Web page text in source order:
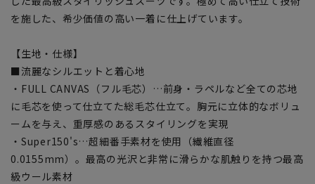
を施した、希少価値の高い一着に仕上げています。
【生地・仕様】
■流麗なシルエットと着心地
・FULL CANVAS（フル毛芯）…前身・ラペルなど全ての芯地
に毛芯を使って仕立てた総毛芯仕立て。胸元に立体的なボリュ
ームを与え、重厚感のあるスタイリングを実現
・Super150's…超細番手素材を使用（繊維直径
0.0155mm）。最高の光沢と非常に滑らかな肌触りを持つ最高
級ウール素材